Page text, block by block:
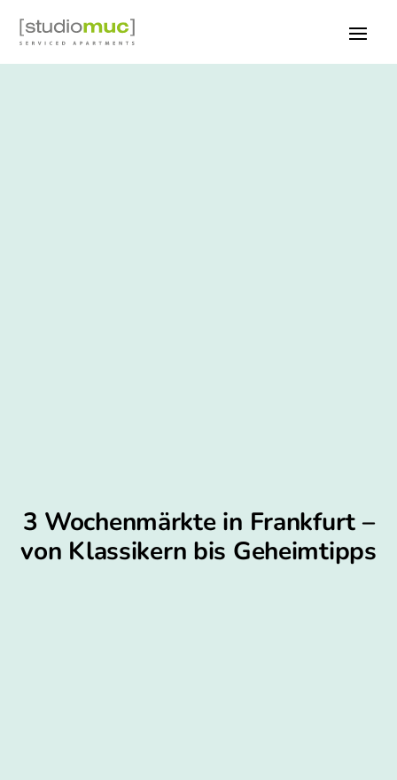
3 Wochenmärkte in Frankfurt –
von Klassikern bis Geheimtipps